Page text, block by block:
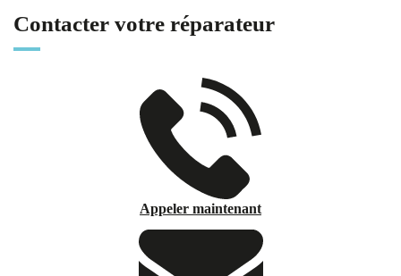
Contacter votre réparateur
Appeler maintenant